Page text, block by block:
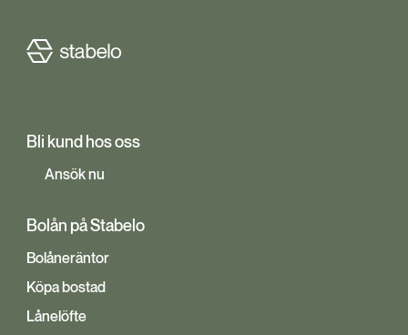
Bli kund hos oss
Ansök nu
Bolån på Stabelo
Bolåneräntor
Köpa bostad
Lånelöfte